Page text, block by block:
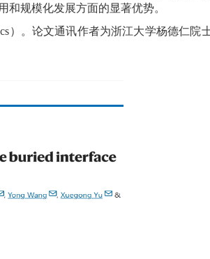
规模化发展方面的显著优势。
）。论文通讯作者为浙江大学杨德仁院